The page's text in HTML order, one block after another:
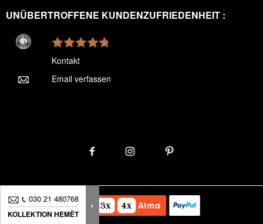
UNÜBERTROFFENE KUNDENZUFRIEDENHEIT :
Kontakt
Email verfassen
030 21 480768
KOLLEKTION HEMËT